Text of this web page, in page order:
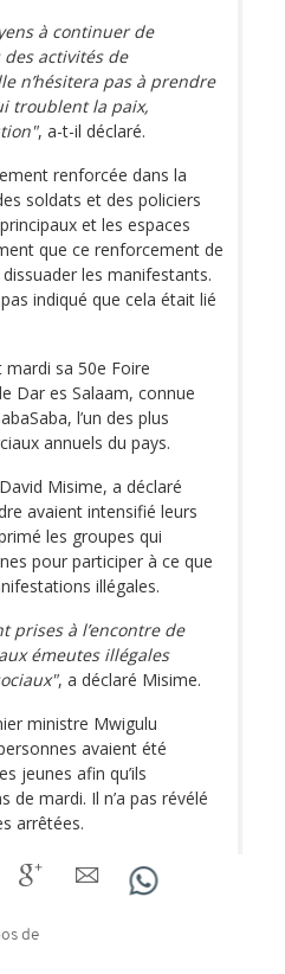
à continuer de
des activités de
n’hésitera pas à prendre
troublent la paix,
, a-t-il déclaré.
renforcée dans la
soldats et des policiers
et les espaces
que ce renforcement de
les manifestants.
indiqué que cela était lié
mardi sa 50e Foire
Dar es Salaam, connue
l’un des plus
annuels du pays.
Misime, a déclaré
avaient intensifié leurs
les groupes qui
pour participer à ce que
illégales.
prises à l’encontre de
émeutes illégales
, a déclaré Misime.
ministre Mwigulu
avaient été
jeunes afin qu’ils
mardi. Il n’a pas révélé
arrêtées.
de